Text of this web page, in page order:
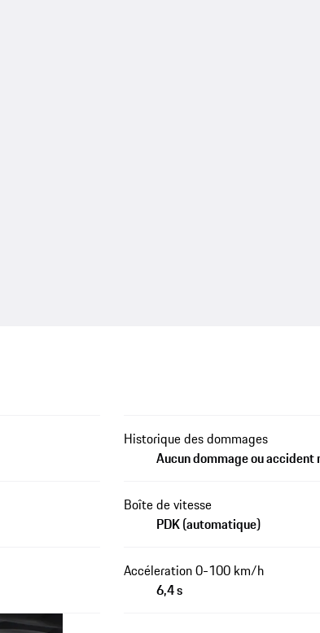
Historique des dommages
Aucun dommage ou accident
Boîte de vitesse
PDK (automatique)
Accéleration 0-100 km/h
6,4 s